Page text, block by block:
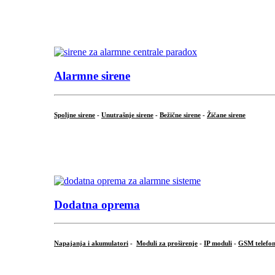
Alarmne sirene
Spoljne sirene - Unutrašnje sirene - Bežične sirene - Žičane sirene
Dodatna oprema
Napajanja i akumulatori - Moduli za proširenje - IP moduli - GSM